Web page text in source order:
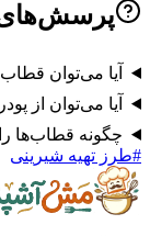
می‌توان قطاب‌ها را
از پودر پسته
قطاب‌ها را تازه
شیرینی